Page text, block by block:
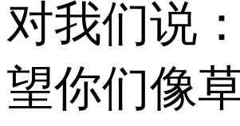
对我们说
望你们像